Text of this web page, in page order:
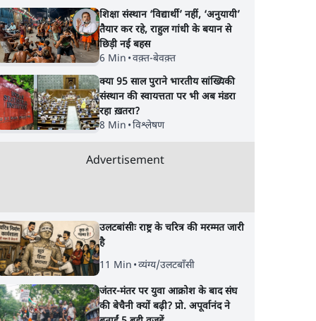
शिक्षा संस्थान ‘विद्यार्थी’ नहीं, ‘अनुयायी’
तैयार कर रहे, राहुल गांधी के बयान से
छिड़ी नई बहस
6 Min •वक़्त-बेवक़्त
क्या 95 साल पुराने भारतीय सांख्यिकी
संस्थान की स्वायत्तता पर भी अब मंडरा
रहा ख़तरा?
8 Min •विश्लेषण
Advertisement
उलटबांसीः राष्ट्र के चरित्र की मरम्मत जारी
है
11 Min •व्यंग्य/उलटबाँसी
जंतर-मंतर पर युवा आक्रोश के बाद संघ
की बेचैनी क्यों बढ़ी? प्रो. अपूर्वानंद ने